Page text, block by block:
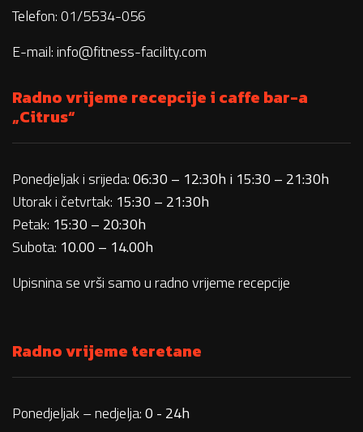
Telefon: 01/5534-056
E-mail:info@fitness-facility.com
Radno vrijeme recepcije i caffe bar-a
„Citrus“
Ponedjeljak i srijeda:06:30 – 12:30h i 15:30 – 21:30h
Utorak i četvrtak: 15:30 – 21:30h
Petak: 15:30 – 20:30h
Subota: 10.00 – 14.00h
Upisnina se vrši samo u radno vrijeme recepcije
Radno vrijeme teretane
Ponedjeljak – nedjelja:0 - 24h